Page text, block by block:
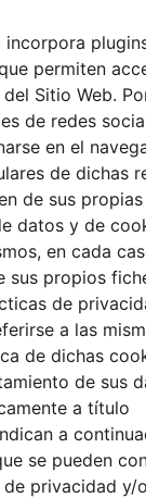
incorpora
permiten
Sitio Web.
de redes
en el
de dichas
de sus
datos y de
en cada
sus propios
de
a las
de dichas
de sus
a título
a
se pueden
privacidad y/